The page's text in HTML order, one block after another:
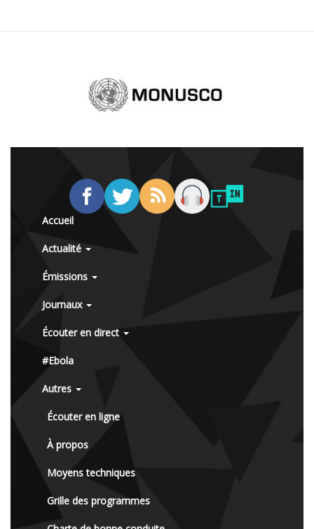
Accueil
Actualité
Émissions
Journaux
Écouter en direct
#Ebola
Autres
Écouter en ligne
À propos
Moyens techniques
Grille des programmes